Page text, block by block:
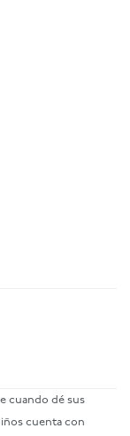
cuando dé sus
cuenta con